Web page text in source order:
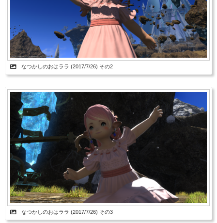
なつかしのおはララ (2017/7/26) その2
なつかしのおはララ (2017/7/26) その3